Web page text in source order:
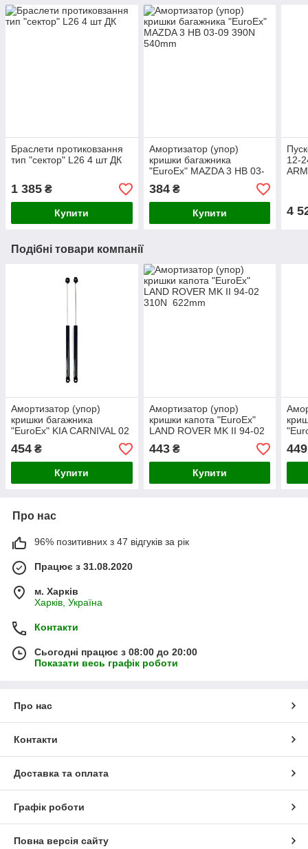
Браслети протиковзання
тип "сектор" L26 4 шт ДК
1 385 ₴
Купити
Амортизатор (упор)
кришки багажника
"EuroEx" MAZDA 3 HB 03-
09 390N 540mm
384₴
Купити
12-
4
Подібні товари компанії
Амортизатор (упор)
кришки багажника
"EuroEx" KIA CARNIVAL 02
454 ₴
Купити
Амортизатор (упор)
кришки капота "EuroEx"
LAND ROVER MK II 94-02
443₴
Купити
449
Про нас
96% позитивних з 47 відгуків за рік
Працює з 31.08.2020
м. Харків
Харків, Україна
Контакти
Сьогодні працює з 08:00 до 20:00
Показати весь графік роботи
Про нас
Контакти
Доставка та оплата
Графік роботи
Повна версія сайту